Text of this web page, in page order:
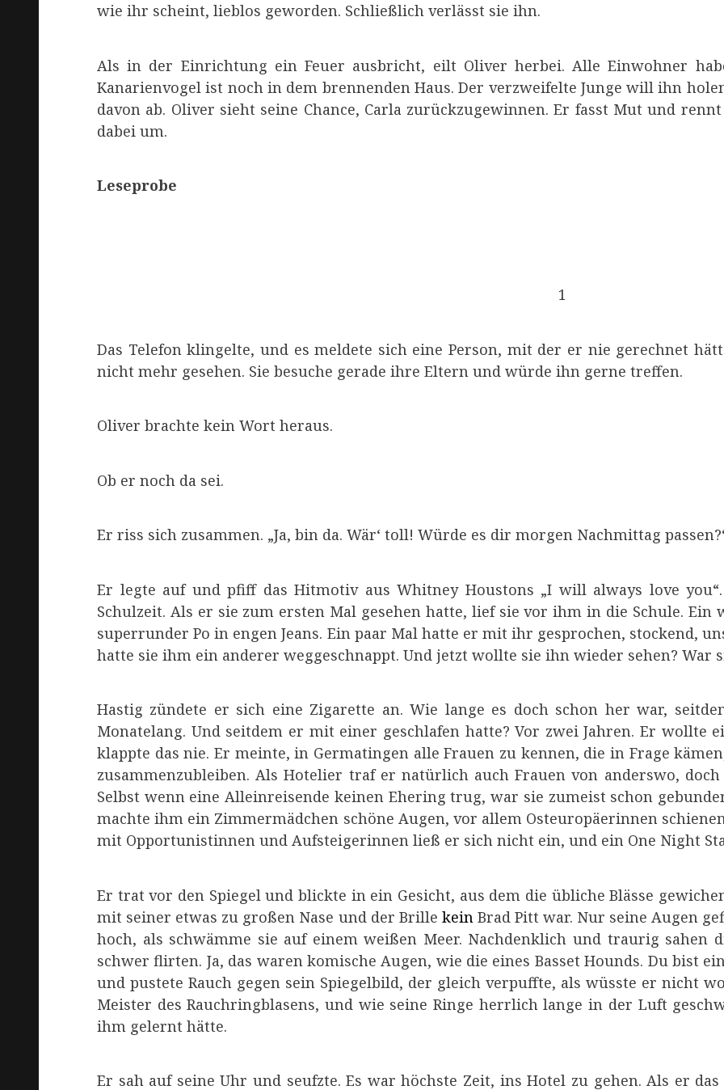
wie ihr scheint, lieblos geworden. Schließlich verlässt sie ihn.
Als in der Einrichtung ein Feuer ausbricht, eilt Oliver herbei. Alle Einwohner
Kanarienvogel ist noch in dem brennenden Haus. Der verzweifelte Junge will ihn
davon ab. Oliver sieht seine Chance, Carla zurückzugewinnen. Er fasst Mut und
dabei um.
Leseprobe
1
Das Telefon klingelte, und es meldete sich eine Person, mit der er nie gerechnet
nicht mehr gesehen. Sie besuche gerade ihre Eltern und würde ihn gerne treffen.
Oliver brachte kein Wort heraus.
Ob er noch da sei.
Er riss sich zusammen. „Ja, bin da. Wär‘ toll! Würde es dir morgen Nachmittag
Er legte auf und pfiff das Hitmotiv aus Whitney Houstons „I will always love
Schulzeit. Als er sie zum ersten Mal gesehen hatte, lief sie vor ihm in die Schule. Ein
superrunder Po in engen Jeans. Ein paar Mal hatte er mit ihr gesprochen, stockend,
hatte sie ihm ein anderer weggeschnappt. Und jetzt wollte sie ihn wieder sehen? War
Hastig zündete er sich eine Zigarette an. Wie lange es doch schon her war,
Monatelang. Und seitdem er mit einer geschlafen hatte? Vor zwei Jahren. Er wollte
klappte das nie. Er meinte, in Germatingen alle Frauen zu kennen, die in Frage
zusammenzubleiben. Als Hotelier traf er natürlich auch Frauen von anderswo,
Selbst wenn eine Alleinreisende keinen Ehering trug, war sie zumeist schon
machte ihm ein Zimmermädchen schöne Augen, vor allem Osteuropäerinnen
mit Opportunistinnen und Aufsteigerinnen ließ er sich nicht ein, und ein One Night
Er trat vor den Spiegel und blickte in ein Gesicht, aus dem die übliche Blässe
mit seiner etwas zu großen Nase und der Brille keinBrad Pitt war. Nur seine Augen
hoch, als schwämme sie auf einem weißen Meer. Nachdenklich und traurig sahen
schwer flirten. Ja, das waren komische Augen, wie die eines Basset Hounds. Du bist
und pustete Rauch gegen sein Spiegelbild, der gleich verpuffte, als wüsste er nicht
Meister des Rauchringblasens, und wie seine Ringe herrlich lange in der Luft
ihm gelernt hätte.
Er sah auf seine Uhr und seufzte. Es war höchste Zeit, ins Hotel zu gehen. Als er